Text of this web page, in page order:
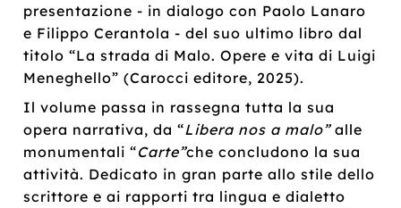
presentazione - in dialogo con Paolo Lanaro
e Filippo Cerantola - del suo ultimo libro dal
titolo “La strada di Malo. Opere e vita di Luigi
Meneghello” (Carocci editore, 2025).
Il volume passa in rassegna tutta la sua
opera narrativa, da “Libera nos a malo”alle
monumentali “Carte”che concludono la sua
attività. Dedicato in gran parte allo stile dello
scrittore e ai rapporti tra lingua e dialetto